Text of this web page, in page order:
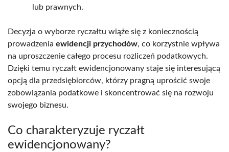
lub prawnych.
Decyzja o wyborze ryczałtu wiąże się z koniecznością
prowadzenia ewidencji przychodów, co korzystnie wpływa
na uproszczenie całego procesu rozliczeń podatkowych.
Dzięki temu ryczałt ewidencjonowany staje się interesującą
opcją dla przedsiębiorców, którzy pragną uprościć swoje
zobowiązania podatkowe i skoncentrować się na rozwoju
swojego biznesu.
Co charakteryzuje ryczałt
ewidencjonowany?